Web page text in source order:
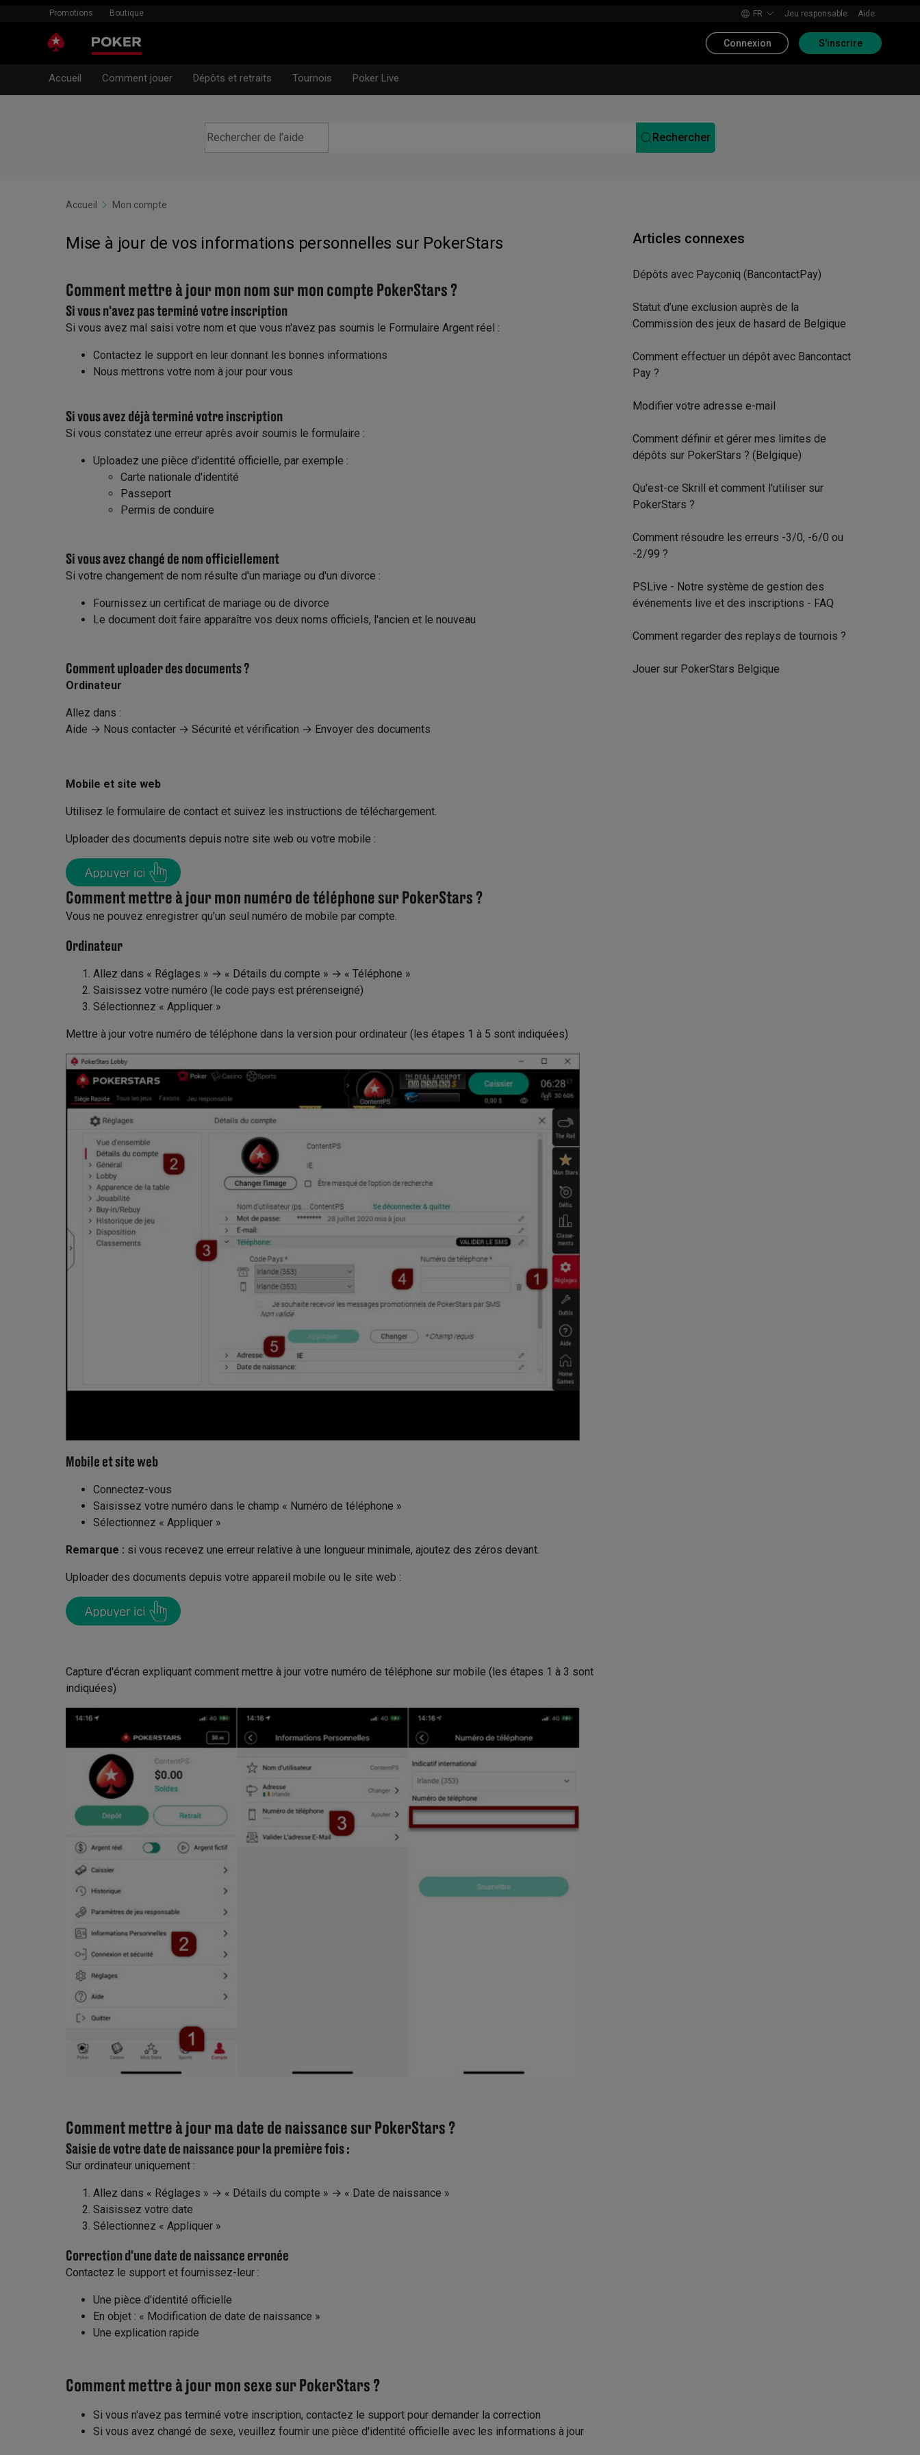
Promotions Boutique FR Jeu responsable Aide
Connexion S'inscrire
Accueil Comment jouer Dépôts et retraits Tournois Poker Live
Rechercher
Accueil Mon compte
Mise à jour de vos informations personnelles sur PokerStars
Comment mettre à jour mon nom sur mon compte PokerStars ?
Si vous n'avez pas terminé votre inscription
Si vous avez mal saisi votre nom et que vous n'avez pas soumis le Formulaire Argent réel :
Contactez le support en leur donnant les bonnes informations
Nous mettrons votre nom à jour pour vous
Si vous avez déjà terminé votre inscription
Si vous constatez une erreur après avoir soumis le formulaire :
Uploadez une pièce d'identité officielle, par exemple :
Carte nationale d'identité
Passeport
Permis de conduire
Si vous avez changé de nom officiellement
Si votre changement de nom résulte d'un mariage ou d'un divorce :
Fournissez un certificat de mariage ou de divorce
Le document doit faire apparaître vos deux noms officiels, l'ancien et le nouveau
Comment uploader des documents ?
Ordinateur
Allez dans :
Aide → Nous contacter → Sécurité et vérification → Envoyer des documents
Mobile et site web
Utilisez le formulaire de contact et suivez les instructions de téléchargement.
Uploader des documents depuis notre site web ou votre mobile :
Comment mettre à jour mon numéro de téléphone sur PokerStars ?
Vous ne pouvez enregistrer qu'un seul numéro de mobile par compte.
Ordinateur
Allez dans « Réglages » → « Détails du compte » → « Téléphone »
Saisissez votre numéro (le code pays est prérenseigné)
Sélectionnez « Appliquer »
Mettre à jour votre numéro de téléphone dans la version pour ordinateur (les étapes 1 à 5 sont indiquées)
Mobile et site web
Connectez-vous
Saisissez votre numéro dans le champ « Numéro de téléphone »
Sélectionnez « Appliquer »
Remarque : si vous recevez une erreur relative à une longueur minimale, ajoutez des zéros devant.
Uploader des documents depuis votre appareil mobile ou le site web :
Capture d'écran expliquant comment mettre à jour votre numéro de téléphone sur mobile (les étapes 1 à 3 sont
indiquées)
Comment mettre à jour ma date de naissance sur PokerStars ?
Saisie de votre date de naissance pour la première fois :
Sur ordinateur uniquement :
Allez dans « Réglages » → « Détails du compte » → « Date de naissance »
Saisissez votre date
Sélectionnez « Appliquer »
Correction d'une date de naissance erronée
Contactez le support et fournissez-leur :
Une pièce d'identité officielle
En objet : « Modification de date de naissance »
Une explication rapide
Comment mettre à jour mon sexe sur PokerStars ?
Si vous n'avez pas terminé votre inscription, contactez le support pour demander la correction
Si vous avez changé de sexe, veuillez fournir une pièce d'identité officielle avec les informations à jour
Articles connexes
Dépôts avec Payconiq (BancontactPay)
Statut d’une exclusion auprès de la
Commission des jeux de hasard de Belgique
Comment effectuer un dépôt avec Bancontact
Pay ?
Modifier votre adresse e-mail
Comment définir et gérer mes limites de
dépôts sur PokerStars ? (Belgique)
Qu'est-ce Skrill et comment l'utiliser sur
PokerStars ?
Comment résoudre les erreurs -3/0, -6/0 ou
-2/99 ?
PSLive - Notre système de gestion des
événements live et des inscriptions - FAQ
Comment regarder des replays de tournois ?
Jouer sur PokerStars Belgique